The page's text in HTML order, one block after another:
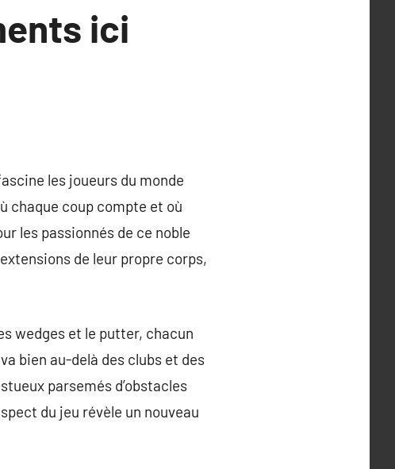
ici
les joueurs du monde
chaque coup compte et où
les passionnés de ce noble
de leur propre corps,
wedges et le putter, chacun
bien au-delà des clubs et des
parsemés d’obstacles
du jeu révèle un nouveau